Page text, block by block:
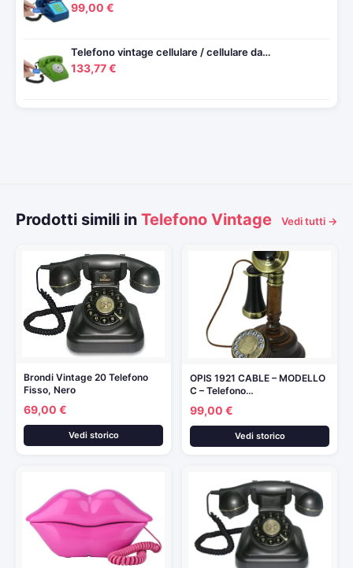
99,00 €
Telefono vintage cellulare / cellulare da…
133,77 €
Prodotti simili in Telefono Vintage Vedi tutti →
Brondi Vintage 20 Telefono
Fisso, Nero
69,00 €
Vedi storico
OPIS 1921 CABLE – MODELLO
C – Telefono…
99,00 €
Vedi storico